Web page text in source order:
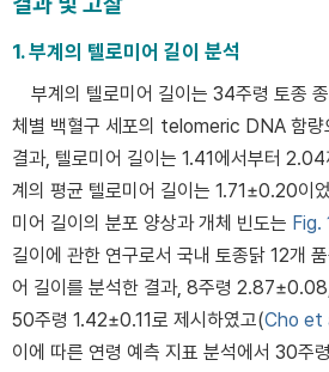
1. 부계의 텔로미어 길이 분석
부계의 텔로미어 길이는 34주령 토종
체별 백혈구 세포의 telomeric DNA 함량
결과, 텔로미어 길이는 1.41에서부터
계의 평균 텔로미어 길이는 1.71±0.20이
미어 길이의 분포 양상과 개체 빈도는 Fig.
길이에 관한 연구로서 국내 토종닭 12개
어 길이를 분석한 결과, 8주령
50주령 1.42±0.11로 제시하였고(Cho et
이에 따른 연령 예측 지표 분석에서 30주